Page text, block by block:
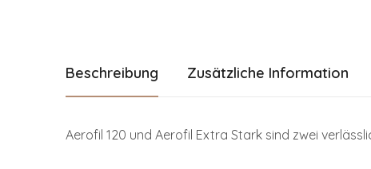
Beschreibung Zusätzliche Information
Aerofil 120 und Aerofil Extra Stark sind zwei